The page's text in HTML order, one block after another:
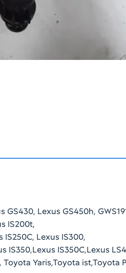
GS430, Lexus GS450h,
IS200t,
IS250C, Lexus IS300,
IS350,Lexus IS350C,Lexus
Yaris,Toyota ist,Toyota